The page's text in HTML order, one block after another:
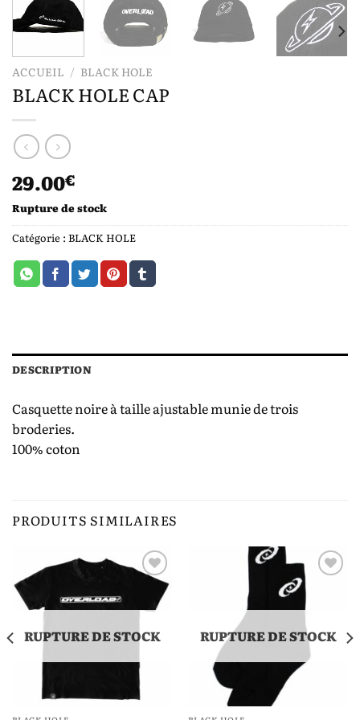
ACCUEIL / BLACK HOLE
BLACK HOLE CAP
29.00€
Rupture de stock
Catégorie : BLACK HOLE
DESCRIPTION
Casquette noire à taille ajustable munie de trois
broderies.
100% coton
PRODUITS SIMILAIRES
Ajouter
à la liste
de
RUPTURE DE STOCK
Ajouter
à la liste
RUPTURE DE STOCK